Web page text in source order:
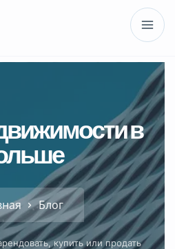
в
Блог
купить или продать